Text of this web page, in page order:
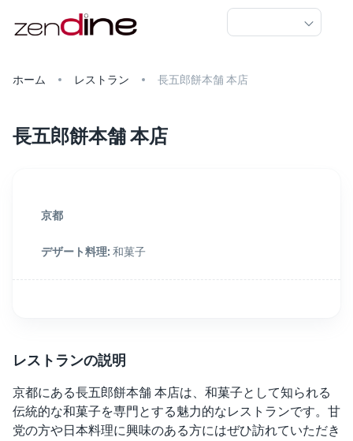
ホーム レストラン 長五郎餅本舗 本店
長五郎餅本舗 本店
京都
デザート料理: 和菓子
レストランの説明
京都にある長五郎餅本舗 本店は、和菓子として知られる
伝統的な和菓子を専門とする魅力的なレストランです。甘
党の方や日本料理に興味のある方にはぜひ訪れていただき